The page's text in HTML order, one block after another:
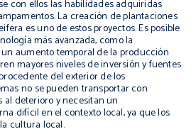
con ellos las habilidades adquiridas
La creación de plantaciones
es uno de estos proyectos. Es posible
más avanzada, como la
aumento temporal de la producción
mayores niveles de inversión y fuentes
del exterior de los
no se pueden transportar con
al deterioro y necesitan un
difícil en el contexto local, ya que los
cultura local.